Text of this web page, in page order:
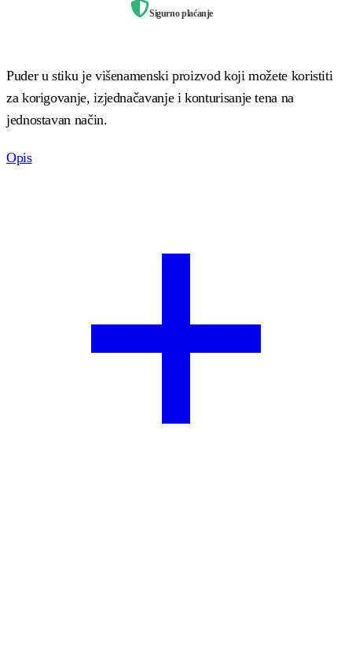
Sigurno plaćanje
Puder u stiku je višenamenski proizvod koji možete koristiti
za korigovanje, izjednačavanje i konturisanje tena na
jednostavan način.
Opis